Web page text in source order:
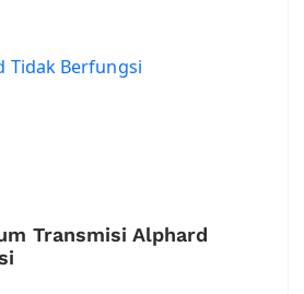
Transmisi Alphard